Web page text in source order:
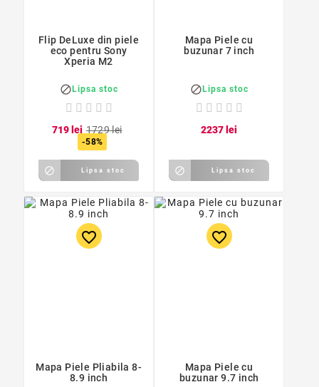
Flip DeLuxe din piele
eco pentru Sony
Xperia M2
 Lipsa stoc
719lei 1729lei
-58%
 Lipsa stoc
Mapa Piele cu
buzunar 7 inch
 Lipsa stoc
2237 lei
 Lipsa stoc
favorite_border
Mapa Piele Pliabila 8-
8.9 inch
favorite_border
Mapa Piele cu
buzunar 9.7 inch